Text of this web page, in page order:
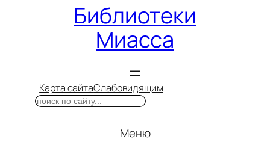
Библиотеки
Миасса
Карта сайтаСлабовидящим
Поиск
Меню